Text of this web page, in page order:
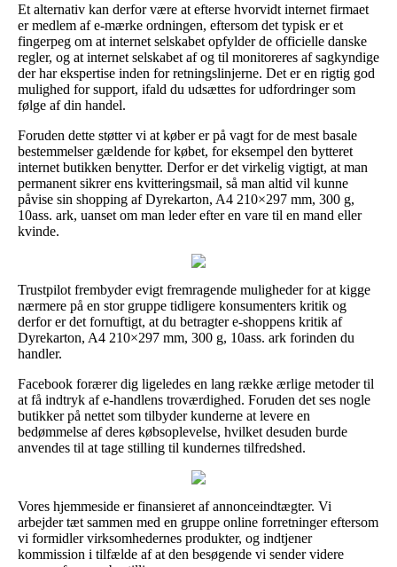
Et alternativ kan derfor være at efterse hvorvidt internet firmaet
er medlem af e-mærke ordningen, eftersom det typisk er et
fingerpeg om at internet selskabet opfylder de officielle danske
regler, og at internet selskabet af og til monitoreres af sagkyndige
der har ekspertise inden for retningslinjerne. Det er en rigtig god
mulighed for support, ifald du udsættes for udfordringer som
følge af din handel.
Foruden dette støtter vi at køber er på vagt for de mest basale
bestemmelser gældende for købet, for eksempel den bytteret
internet butikken benytter. Derfor er det virkelig vigtigt, at man
permanent sikrer ens kvitteringsmail, så man altid vil kunne
påvise sin shopping af Dyrekarton, A4 210×297 mm, 300 g,
10ass. ark, uanset om man leder efter en vare til en mand eller
kvinde.
Trustpilot frembyder evigt fremragende muligheder for at kigge
nærmere på en stor gruppe tidligere konsumenters kritik og
derfor er det fornuftigt, at du betragter e-shoppens kritik af
Dyrekarton, A4 210×297 mm, 300 g, 10ass. ark forinden du
handler.
Facebook forærer dig ligeledes en lang række ærlige metoder til
at få indtryk af e-handlens troværdighed. Foruden det ses nogle
butikker på nettet som tilbyder kunderne at levere en
bedømmelse af deres købsoplevelse, hvilket desuden burde
anvendes til at tage stilling til kundernes tilfredshed.
Vores hjemmeside er finansieret af annonceindtægter. Vi
arbejder tæt sammen med en gruppe online forretninger eftersom
vi formidler virksomhedernes produkter, og indtjener
kommission i tilfælde af at den besøgende vi sender videre